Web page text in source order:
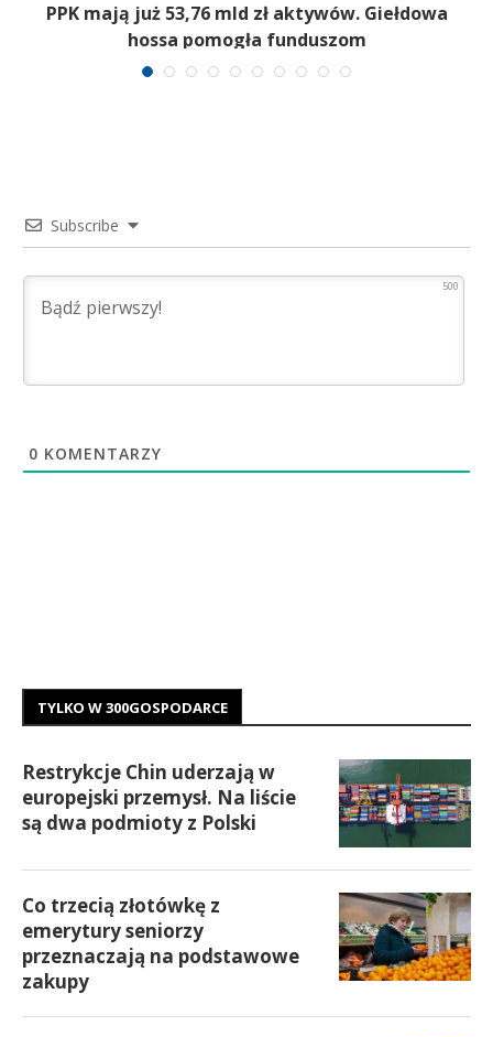
PPK mają już 53,76 mld zł aktywów. Giełdowa
hossa pomogła funduszom
Subscribe
500
0 KOMENTARZY
TYLKO W 300GOSPODARCE
Restrykcje Chin uderzają w
europejski przemysł. Na liście
są dwa podmioty z Polski
Co trzecią złotówkę z
emerytury seniorzy
przeznaczają na podstawowe
zakupy